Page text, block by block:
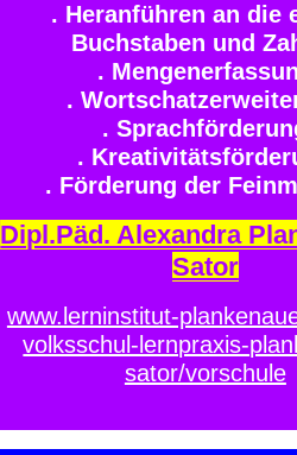
. Heranführen an die
Buchstaben und
.
.
.
.
. Förderung der
Dipl.Päd. Alexandra
Sator
www.lerninstitut-
volksschul-lernpraxis-
sator/vorschule